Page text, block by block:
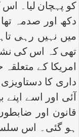
کو پہچان لیا۔
دکھ اور صدمہ
میں نہیں رہی
تھی کہ اس کی
امریکا کے
داری کا
آئی اور اسے اپنے
قانون اور
ہو گئی۔ اس